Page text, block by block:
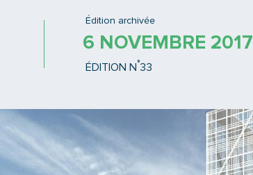
Édition archivée
6 NOVEMBRE 2017
ÉDITION N °33